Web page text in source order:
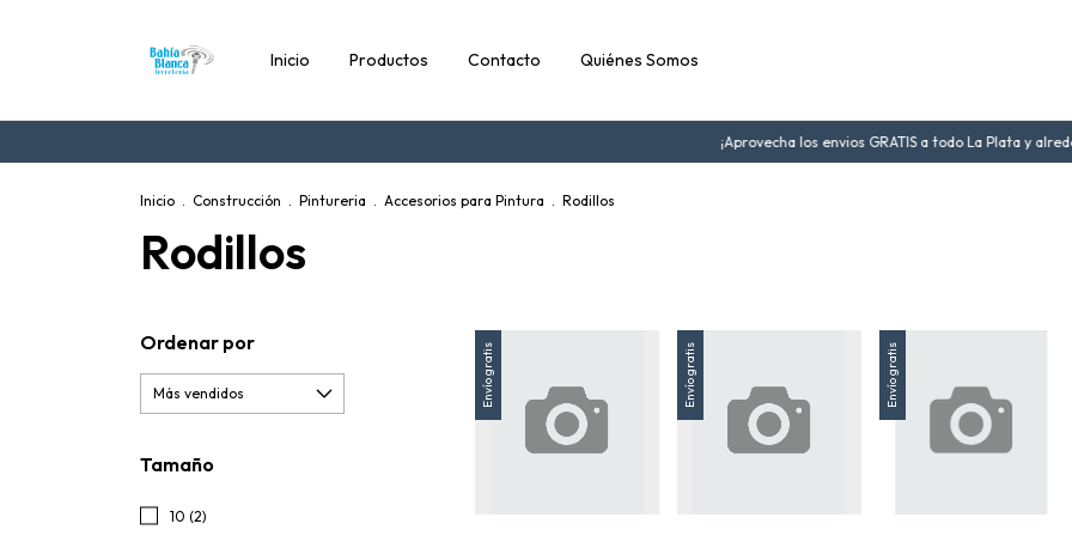
Inicio Productos Contacto Quiénes Somos
¡Aprovecha los envios GRATIS a todo La Plata y
Inicio . Construcción . Pintureria . Accesorios para Pintura . Rodillos
Rodillos
Ordenar por
Tamaño
10 (2)
Envío gratis Envío gratis Envío gratis